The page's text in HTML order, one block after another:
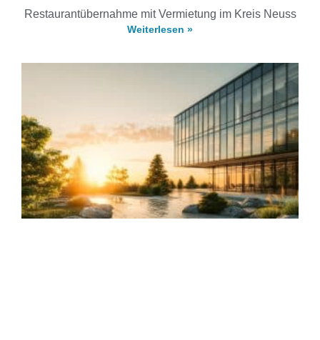
Restaurantübernahme mit Vermietung im Kreis Neuss
Weiterlesen »